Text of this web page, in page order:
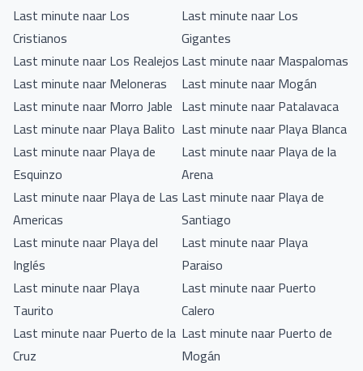
Last minute naar Los
Cristianos
Last minute naar Los
Gigantes
Last minute naar Los RealejosLast minute naar Maspalomas
Last minute naar Meloneras
Last minute naar Mogán
Last minute naar Morro Jable Last minute naar Patalavaca
Last minute naar Playa Balito Last minute naar Playa Blanca
Last minute naar Playa de
Esquinzo
Last minute naar Playa de la
Arena
Last minute naar Playa de Las
Americas
Last minute naar Playa de
Santiago
Last minute naar Playa del
Inglés
Last minute naar Playa
Paraiso
Last minute naar Playa
Taurito
Last minute naar Puerto
Calero
Last minute naar Puerto de la
Cruz
Last minute naar Puerto de
Mogán